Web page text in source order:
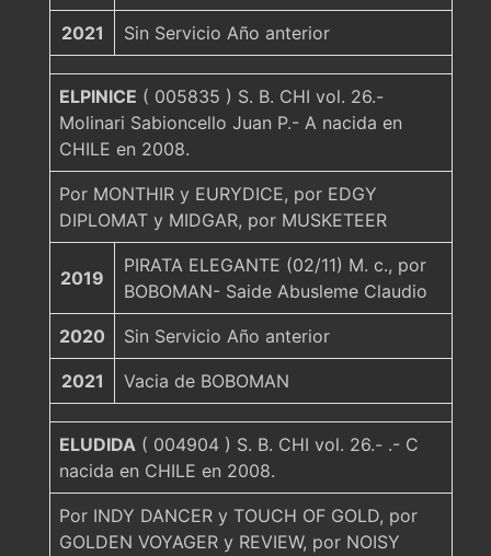
2021 Sin Servicio Año anterior
ELPINICE ( 005835 ) S. B. CHI vol. 26.-
Molinari Sabioncello Juan P.- A nacida en
CHILE en 2008.
Por MONTHIR y EURYDICE, por EDGY
DIPLOMAT y MIDGAR, por MUSKETEER
2019
PIRATA ELEGANTE (02/11) M. c., por
BOBOMAN- Saide Abusleme Claudio
2020 Sin Servicio Año anterior
2021 Vacia de BOBOMAN
ELUDIDA ( 004904 ) S. B. CHI vol. 26.- .- C
nacida en CHILE en 2008.
Por INDY DANCER y TOUCH OF GOLD, por
GOLDEN VOYAGER y REVIEW, por NOISY